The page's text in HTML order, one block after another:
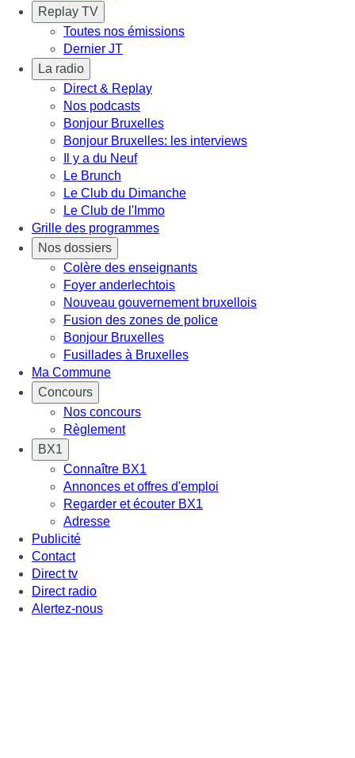
Replay TV
Toutes nos émissions
Dernier JT
La radio
Direct & Replay
Nos podcasts
Bonjour Bruxelles
Bonjour Bruxelles: les interviews
Il y a du Neuf
Le Brunch
Le Club du Dimanche
Le Club de l'Immo
Grille des programmes
Nos dossiers
Colère des enseignants
Foyer anderlechtois
Nouveau gouvernement bruxellois
Fusion des zones de police
Bonjour Bruxelles
Fusillades à Bruxelles
Ma Commune
Concours
Nos concours
Règlement
BX1
Connaître BX1
Annonces et offres d'emploi
Regarder et écouter BX1
Adresse
Publicité
Contact
Direct tv
Direct radio
Alertez-nous